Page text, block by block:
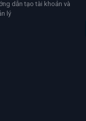
dẫn tạo tài khoản và
lý